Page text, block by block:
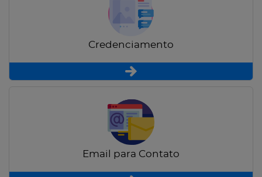
Credenciamento
Email para Contato